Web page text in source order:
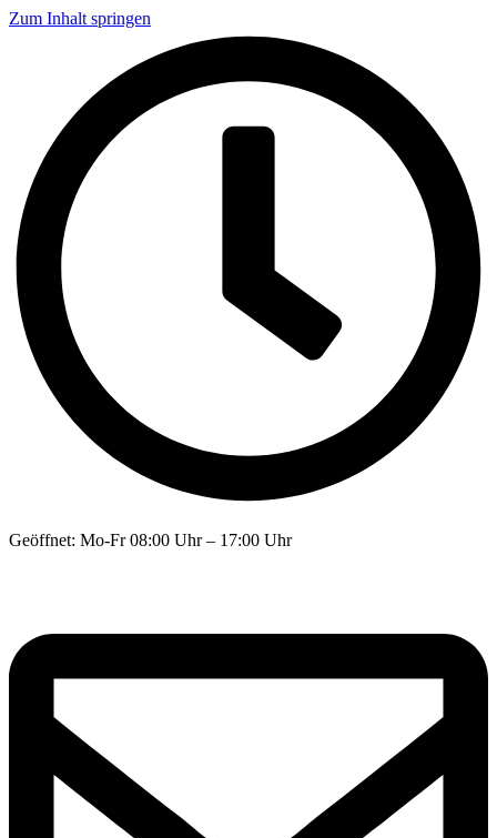
Zum Inhalt springen
Geöffnet: Mo-Fr 08:00 Uhr – 17:00 Uhr